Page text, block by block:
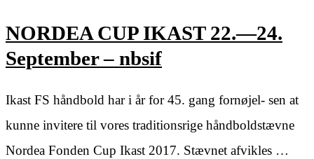
NORDEA CUP IKAST 22.—24.
September – nbsif
Ikast FS håndbold har i år for 45. gang fornøjel- sen at
kunne invitere til vores traditionsrige håndboldstævne
Nordea Fonden Cup Ikast 2017. Stævnet afvikles …